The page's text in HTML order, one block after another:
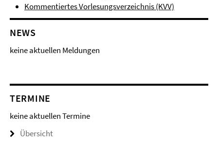
Kommentiertes Vorlesungsverzeichnis (KVV)
NEWS
keine aktuellen Meldungen
TERMINE
keine aktuellen Termine
Übersicht